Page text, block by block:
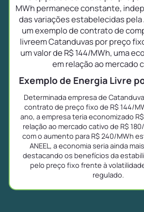
MWh permanece constante,
das variações estabelecidas pela
um exemplo de contrato de
livreem Catanduvas por preço
um valor de R$ 144/MWh, uma
em relação ao mercado
Exemplo de Energia Livre
Determinada empresa de
contrato de preço fixo de R$ 144/
ano, a empresa teria economizado
relação ao mercado cativo de R$
com o aumento para R$ 240/MWh
ANEEL, a economia seria ainda
destacando os benefícios da
pelo preço fixo frente à
regulado.